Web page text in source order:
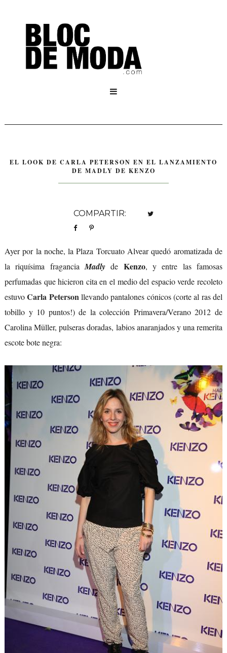

EL LOOK DE CARLA PETERSON EN EL LANZAMIENTO
DE MADLY DE KENZO
COMPARTIR:
Ayer por la noche, la Plaza Torcuato Alvear quedó aromatizada de
la riquísima fraganciaMadlyde Kenzo, y entre las famosas
perfumadas que hicieron cita en el medio del espacio verde recoleto
estuvoCarla Petersonllevando pantalones cónicos (corte al ras del
tobillo y 10 puntos!) de la colección Primavera/Verano 2012 de
Carolina Müller, pulseras doradas, labios anaranjados y una remerita
escote bote negra: